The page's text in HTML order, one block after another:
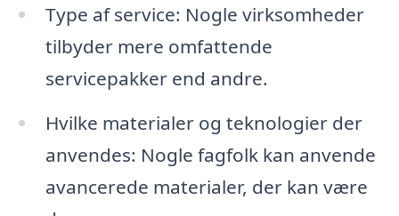
Type af service: Nogle virksomheder
tilbyder mere omfattende
servicepakker end andre.
Hvilke materialer og teknologier der
anvendes: Nogle fagfolk kan anvende
avancerede materialer, der kan være